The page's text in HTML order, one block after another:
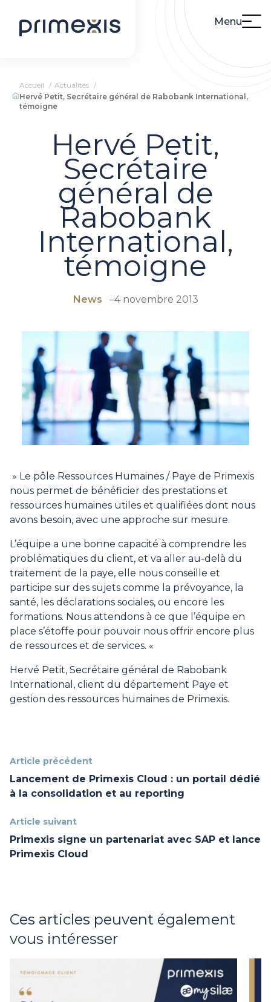
Menu
Accueil
Actualités
Hervé Petit, Secrétaire général de Rabobank International,
témoigne
Hervé Petit,
Secrétaire
général de
Rabobank
International,
témoigne
News –4 novembre 2013
» Le pôle Ressources Humaines / Paye de Primexis
nous permet de bénéficier des prestations et
ressources humaines utiles et qualifiées dont nous
avons besoin, avec une approche sur mesure.
L’équipe a une bonne capacité à comprendre les
problématiques du client, et va aller au-delà du
traitement de la paye, elle nous conseille et
participe sur des sujets comme la prévoyance, la
santé, les déclarations sociales, ou encore les
formations. Nous attendons à ce que l’équipe en
place s’étoffe pour pouvoir nous offrir encore plus
de ressources et de services. «
Hervé Petit, Secrétaire général de Rabobank
International, client du département Paye et
gestion des ressources humaines de Primexis.
Article précédent
Lancement de Primexis Cloud : un portail dédié
à la consolidation et au reporting
Article suivant
Primexis signe un partenariat avec SAP et lance
Primexis Cloud
Ces articles peuvent également
vous intéresser